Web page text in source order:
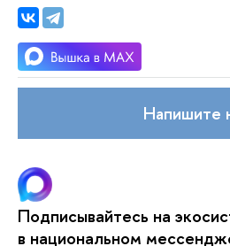
Напишите
Подписывайтесь на
в национальном